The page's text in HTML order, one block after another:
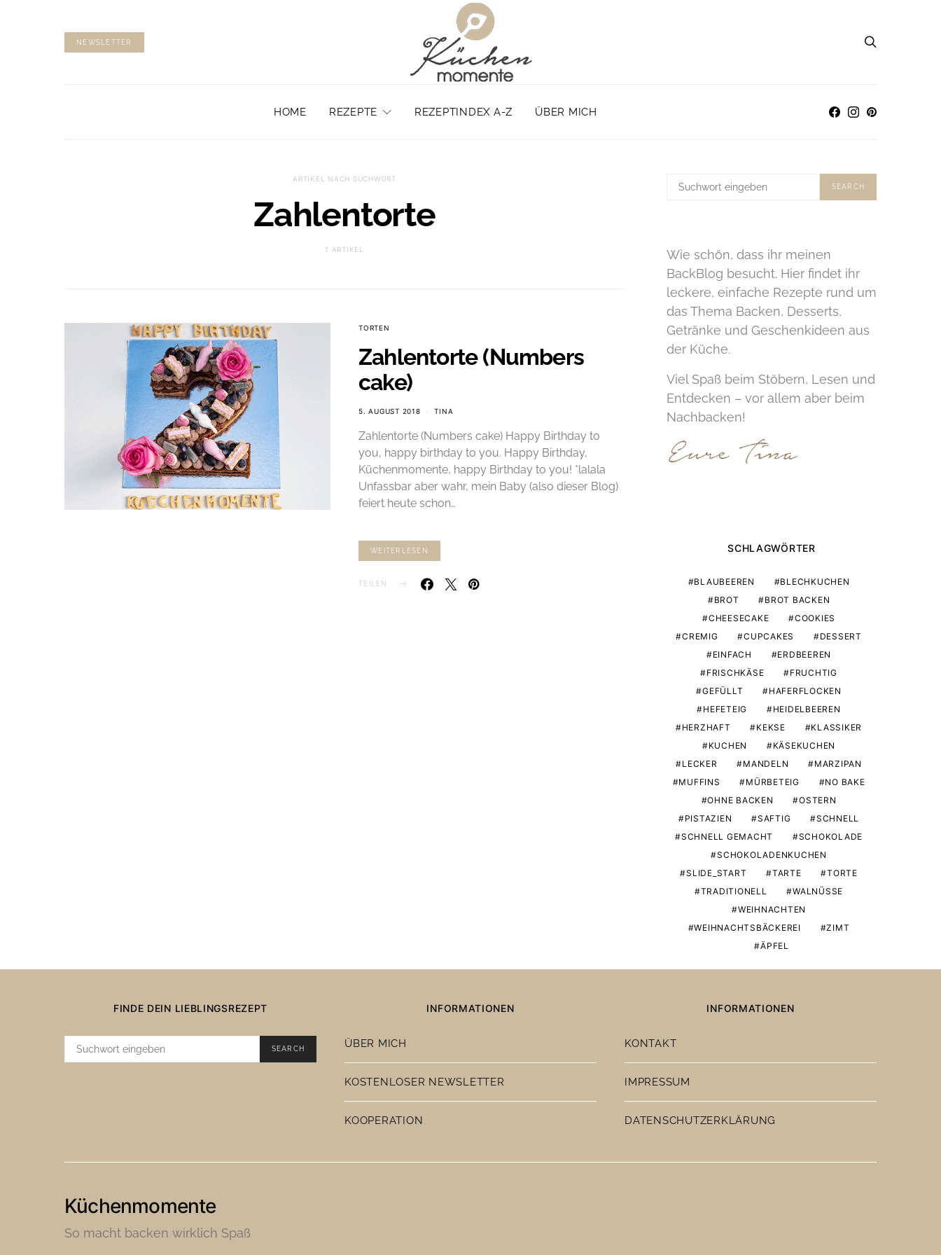
NEWSLETTER
HOME REZEPTE REZEPTINDEX A-Z ÜBER MICH
ARTIKEL NACH SUCHWORT
Zahlentorte
1 ARTIKEL
TORTEN
Zahlentorte (Numbers
cake)
5. AUGUST 2018 TINA
Zahlentorte (Numbers cake) Happy Birthday to
you, happy birthday to you. Happy Birthday,
Küchenmomente, happy Birthday to you! *lalala
Unfassbar aber wahr, mein Baby (also dieser Blog)
feiert heute schon…
WEITERLESEN
TEILEN
SUCHE
SEARCH
Wie schön, dass ihr meinen
BackBlog besucht. Hier findet ihr
leckere, einfache Rezepte rund um
das Thema Backen, Desserts,
Getränke und Geschenkideen aus
der Küche.
Viel Spaß beim Stöbern, Lesen und
Entdecken – vor allem aber beim
Nachbacken!
SCHLAGWÖRTER
BLAUBEEREN
BLECHKUCHEN
BROT
BROT BACKEN
CHEESECAKE
COOKIES
CREMIG
CUPCAKES
DESSERT
EINFACH
ERDBEEREN
FRISCHKÄSE
FRUCHTIG
GEFÜLLT
HAFERFLOCKEN
HEFETEIG
HEIDELBEEREN
HERZHAFT
KEKSE
KLASSIKER
KUCHEN
KÄSEKUCHEN
LECKER
MANDELN
MARZIPAN
MUFFINS
MÜRBETEIG
NO BAKE
OHNE BACKEN
OSTERN
PISTAZIEN
SAFTIG
SCHNELL
SCHNELL GEMACHT
SCHOKOLADE
SCHOKOLADENKUCHEN
SLIDE_START
TARTE
TORTE
TRADITIONELL
WALNÜSSE
WEIHNACHTEN
WEIHNACHTSBÄCKEREI
ZIMT
ÄPFEL
FINDE DEIN LIEBLINGSREZEPT
SUCHE
NACH:
SEARCH
INFORMATIONEN
ÜBER MICH
KOSTENLOSER NEWSLETTER
KOOPERATION
INFORMATIONEN
KONTAKT
IMPRESSUM
DATENSCHUTZERKLÄRUNG
Küchenmomente
So macht backen wirklich Spaß